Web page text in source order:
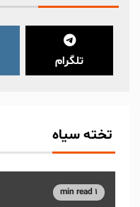
تلگرام
تخته سیاه
1 min read